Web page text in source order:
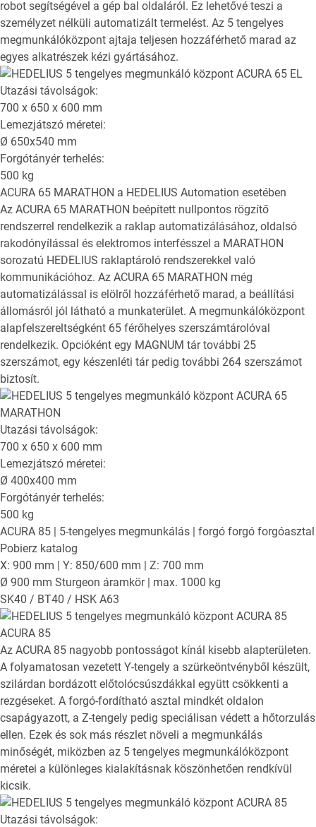
robot segítségével a gép bal oldaláról. Ez lehetővé teszi a
személyzet nélküli automatizált termelést. Az 5 tengelyes
megmunkálóközpont ajtaja teljesen hozzáférhető marad az
egyes alkatrészek kézi gyártásához.
Utazási távolságok:
700 x 650 x 600 mm
Lemezjátszó méretei:
Ø 650x540 mm
Forgótányér terhelés:
500 kg
ACURA 65 MARATHON a HEDELIUS Automation esetében
Az ACURA 65 MARATHON beépített nullpontos rögzítő
rendszerrel rendelkezik a raklap automatizálásához, oldalsó
rakodónyílással és elektromos interfésszel a MARATHON
sorozatú HEDELIUS raklaptároló rendszerekkel való
kommunikációhoz. Az ACURA 65 MARATHON még
automatizálással is elölről hozzáférhető marad, a beállítási
állomásról jól látható a munkaterület. A megmunkálóközpont
alapfelszereltségként 65 férőhelyes szerszámtárolóval
rendelkezik. Opcióként egy MAGNUM tár további 25
szerszámot, egy készenléti tár pedig további 264 szerszámot
biztosít.
Utazási távolságok:
700 x 650 x 600 mm
Lemezjátszó méretei:
Ø 400x400 mm
Forgótányér terhelés:
500 kg
ACURA 85 | 5-tengelyes megmunkálás | forgó forgó forgóasztal
Pobierz katalog
X: 900 mm | Y: 850/600 mm | Z: 700 mm
Ø 900 mm Sturgeon áramkör | max. 1000 kg
SK40 / BT40 / HSK A63
ACURA 85
Az ACURA 85 nagyobb pontosságot kínál kisebb alapterületen.
A folyamatosan vezetett Y-tengely a szürkeöntvényből készült,
szilárdan bordázott előtolócsúszdákkal együtt csökkenti a
rezgéseket. A forgó-fordítható asztal mindkét oldalon
csapágyazott, a Z-tengely pedig speciálisan védett a hőtorzulás
ellen. Ezek és sok más részlet növeli a megmunkálás
minőségét, miközben az 5 tengelyes megmunkálóközpont
méretei a különleges kialakításnak köszönhetően rendkívül
kicsik.
Utazási távolságok: